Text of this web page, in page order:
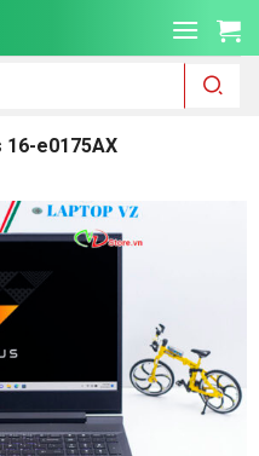
16-e0175AX